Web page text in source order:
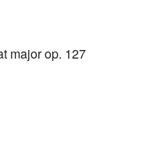
major op. 127